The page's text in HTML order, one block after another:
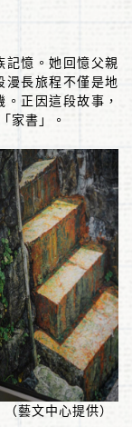
記憶。她回憶父親
漫長旅程不僅是地
正因這段故事，
家書」。
（藝文中心提供）